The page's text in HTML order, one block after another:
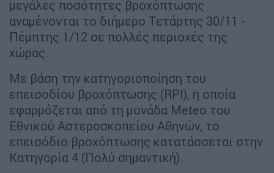
μεγάλες ποσότητες βροχόπτωσης
αναμένονται το διήμερο Τετάρτης 30/11 -
Πέμπτης 1/12 σε πολλές περιοχές της
χώρας.
Με βάση την κατηγοριοποίηση του
επεισοδίου βροχόπτωσης (RPI), η οποία
εφαρμόζεται από τη μονάδα Meteo του
Εθνικού Αστεροσκοπείου Αθηνών, το
επεισόδιο βροχόπτωσης κατατάσσεται στην
Κατηγορία 4 (Πολύ σημαντική).